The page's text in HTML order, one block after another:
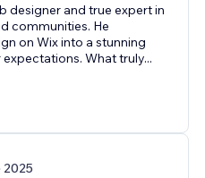
designer and true expert in
communities. He
on Wix into a stunning
What truly...
2025